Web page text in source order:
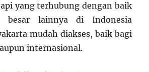
yang terhubung dengan baik
besar lainnya di Indonesia
mudah diakses, baik bagi
internasional.